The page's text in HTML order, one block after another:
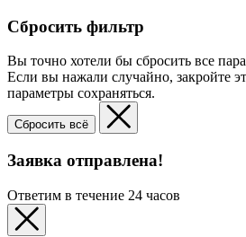
Сбросить фильтр
Вы точно хотели бы сбросить все
Если вы нажали случайно, закройте
параметры сохраняться.
Сбросить всё
Заявка отправлена!
Ответим в течение 24 часов